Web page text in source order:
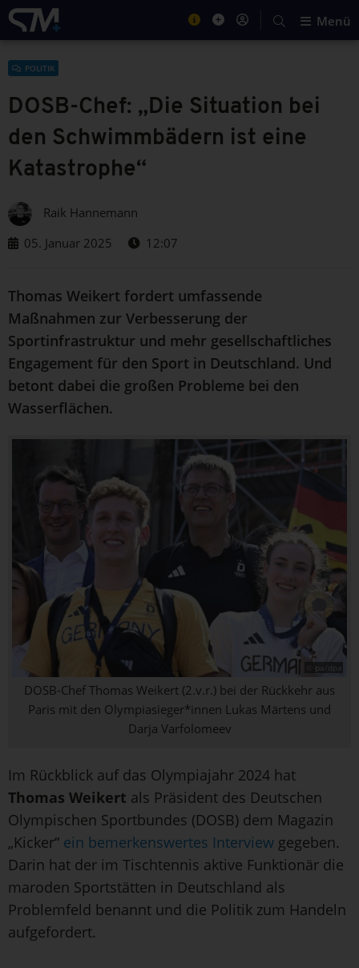
Menü
POLITIK
DOSB-Chef: „Die Situation bei
den Schwimmbädern ist eine
Katastrophe“
Raik Hannemann
05. Januar 2025
12:07
Thomas Weikert fordert umfassende
Maßnahmen zur Verbesserung der
Sportinfrastruktur und mehr gesellschaftliches
Engagement für den Sport in Deutschland. Und
betont dabei die großen Probleme bei den
Wasserflächen.
© pa/dpa
DOSB-Chef Thomas Weikert (2.v.r.) bei der Rückkehr aus
Paris mit den Olympiasieger*innen Lukas Märtens und
Darja Varfolomeev
Im Rückblick auf das Olympiajahr 2024 hat
Thomas Weikert als Präsident des Deutschen
Olympischen Sportbundes (DOSB) dem Magazin
„Kicker“ ein bemerkenswertes Interview gegeben.
Darin hat der im Tischtennis aktive Funktionär die
maroden Sportstätten in Deutschland als
Problemfeld benannt und die Politik zum Handeln
aufgefordert.